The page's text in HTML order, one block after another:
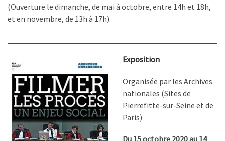
(Ouverture le dimanche, de mai à octobre, entre 14h et 18h,
et en novembre, de 13h à 17h).
Exposition
Organisée par les Archives
nationales (Sites de
Pierrefitte-sur-Seine et de
Paris)